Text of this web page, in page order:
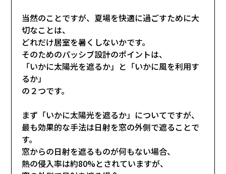
当然のことですが、夏場を快適に過ごすために大
切なことは、
どれだけ居室を暑くしないかです。
そのためのパッシブ設計のポイントは、
「いかに太陽光を遮るか」と「いかに風を利用す
るか」
の２つです。
まず「いかに太陽光を遮るか」についてですが、
最も効果的な手法は日射を窓の外側で遮ることで
す。
窓からの日射を遮るものが何もない場合、
熱の侵入率は約80%とされていますが、